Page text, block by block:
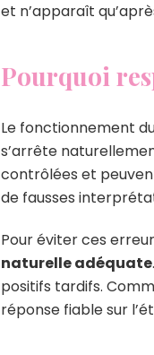
et n’apparaît
Pourquoi
Le fonctionnement
s’arrête
contrôlées et
de fausses
Pour éviter ces
naturelle adéquate
positifs tardifs.
réponse fiable sur